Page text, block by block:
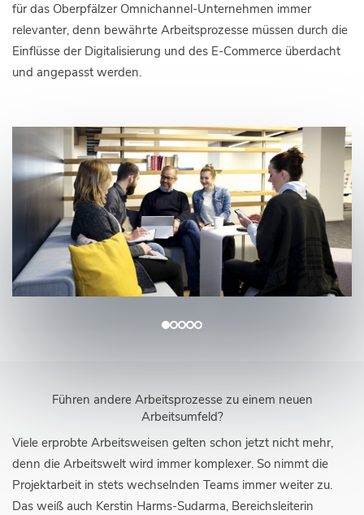
für das Oberpfälzer Omnichannel-Unternehmen immer
relevanter, denn bewährte Arbeitsprozesse müssen durch die
Einflüsse der Digitalisierung und des E-Commerce überdacht
und angepasst werden.
Führen andere Arbeitsprozesse zu einem neuen
Arbeitsumfeld?
Viele erprobte Arbeitsweisen gelten schon jetzt nicht mehr,
denn die Arbeitswelt wird immer komplexer. So nimmt die
Projektarbeit in stets wechselnden Teams immer weiter zu.
Das weiß auch Kerstin Harms-Sudarma, Bereichsleiterin